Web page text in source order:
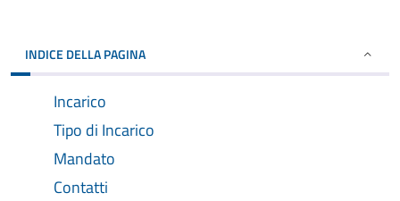
INDICE DELLA PAGINA
Incarico
Tipo di Incarico
Mandato
Contatti